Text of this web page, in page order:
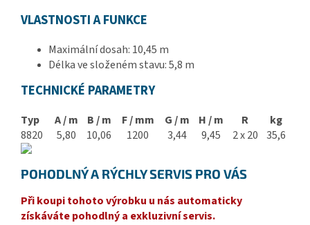
VLASTNOSTIAFUNKCE
Maximálnídosah: 10,45 m
Délkave složeném stavu:5,8 m
TECHNICKÉ PARAMETRY
Typ A / m B / m F / mm G / m H / m R
kg
8820
5,80 10,06 1200 3,44 9,45 2 x 20 35,6
POHODLNÝ A RÝCHLY SERVIS PRO VÁS
Při koupi tohoto výrobku u nás automaticky
získáváte pohodlný a exkluzivní servis.